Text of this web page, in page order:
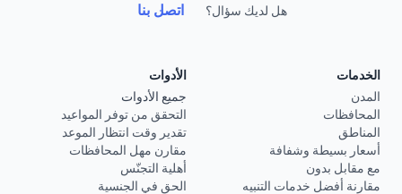
هل لديك سؤال؟ اتصل بنا
الخدمات
المدن
المحافظات
المناطق
أسعار بسيطة وشفافة
مع مقابل بدون
مقارنة أفضل خدمات التنبيه
الأدوات
جميع الأدوات
التحقق من توفر المواعيد
تقدير وقت انتظار الموعد
مقارن مهل المحافظات
أهلية التجنّس
الحق في الجنسية